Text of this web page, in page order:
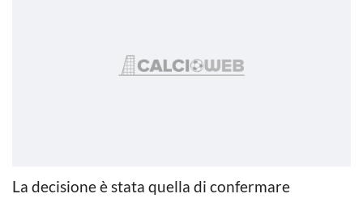
La decisione è stata quella di confermare